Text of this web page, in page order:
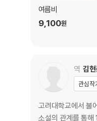
여름비
9,100원
역 김
관심작
고려대학교에서 불
소설의 관계를 통해